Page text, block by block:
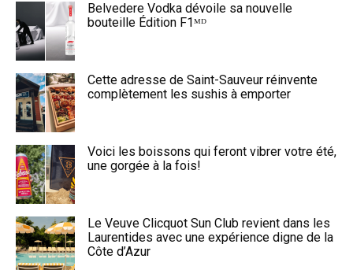
Belvedere Vodka dévoile sa nouvelle
bouteille Édition F1ᴹᴰ
Cette adresse de Saint-Sauveur réinvente
complètement les sushis à emporter
Voici les boissons qui feront vibrer votre été,
une gorgée à la fois!
Le Veuve Clicquot Sun Club revient dans les
Laurentides avec une expérience digne de la
Côte d’Azur